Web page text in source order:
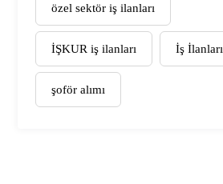
özel sektör iş ilanları
İŞKUR iş ilanları İş İlanları
şoför alımı